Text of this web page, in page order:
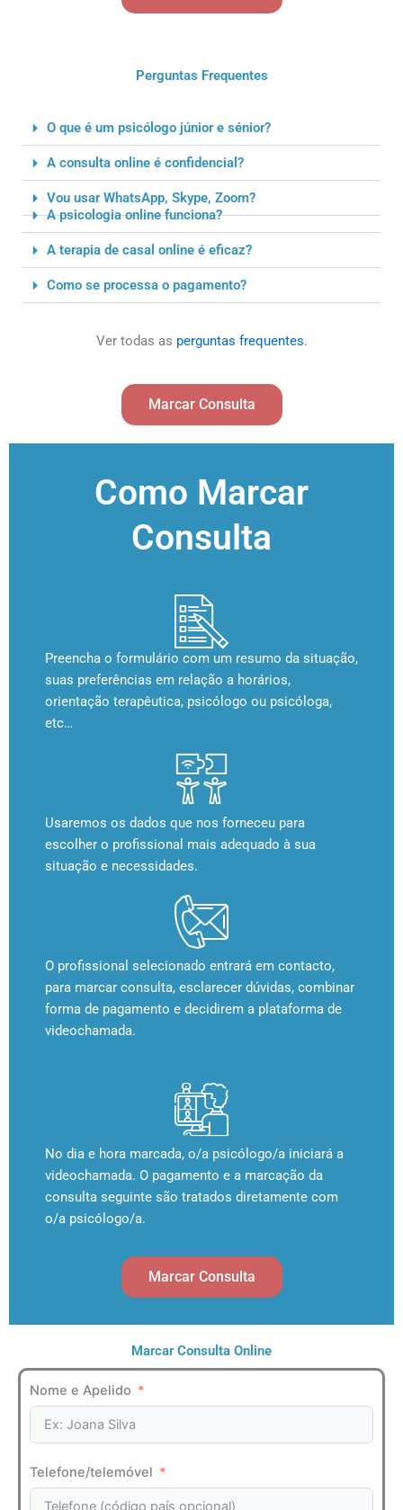
Perguntas Frequentes
O que é um psicólogo júnior e sénior?
A consulta online é confidencial?
Vou usar WhatsApp, Skype, Zoom?
A psicologia online funciona?
A terapia de casal online é eficaz?
Como se processa o pagamento?
Ver todas as perguntas frequentes.
Marcar Consulta
Como Marcar
Consulta
Preencha o formulário com um resumo da situação,
suas preferências em relação a horários,
orientação terapêutica, psicólogo ou psicóloga,
etc…
Usaremos os dados que nos forneceu para
escolher o profissional mais adequado à sua
situação e necessidades.
O profissional selecionado entrará em contacto,
para marcar consulta, esclarecer dúvidas, combinar
forma de pagamento e decidirem a plataforma de
videochamada.
No dia e hora marcada, o/a psicólogo/a iniciará a
videochamada. O pagamento e a marcação da
consulta seguinte são tratados diretamente com
o/a psicólogo/a.
Marcar Consulta
Marcar Consulta Online
Nome e Apelido
Telefone/telemóvel